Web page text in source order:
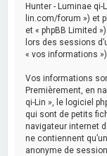
Hunter - Luminae qi-
lin.com/forum ») et
et « phpBB Limited
lors des sessions
« vos informations »).
Vos informations
Premièrement, en
qi-Lin », le logiciel
qui sont de petits
navigateur internet
ne contiennent
anonyme de